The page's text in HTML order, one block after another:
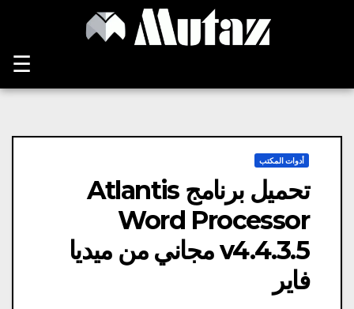
☰
أدوات المكتب
تحميل برنامج Atlantis
Word Processor
v4.4.3.5 مجاني من ميديا ​​
فاير